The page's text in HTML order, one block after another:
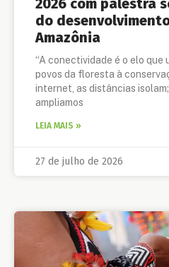
do
Amazônia
“A conectividade é o elo que
povos da floresta à
internet, as distâncias
ampliamos
LEIA MAIS »
27 de julho de 2026